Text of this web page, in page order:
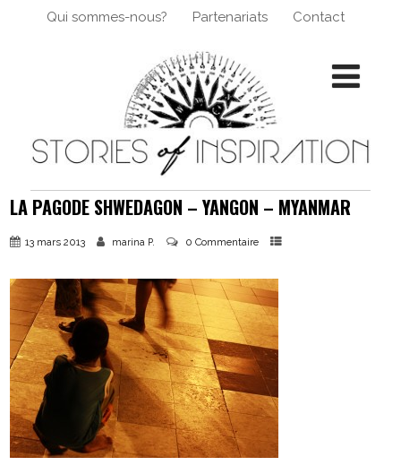
Qui sommes-nous? Partenariats Contact
LA PAGODE SHWEDAGON – YANGON – MYANMAR
13 mars 2013 marina P. 0 Commentaire